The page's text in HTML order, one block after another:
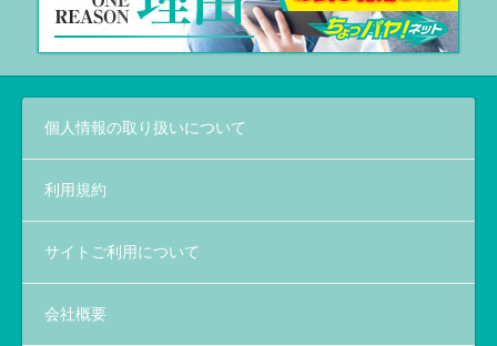
個人情報の取り扱いについて
利用規約
サイトご利用について
会社概要